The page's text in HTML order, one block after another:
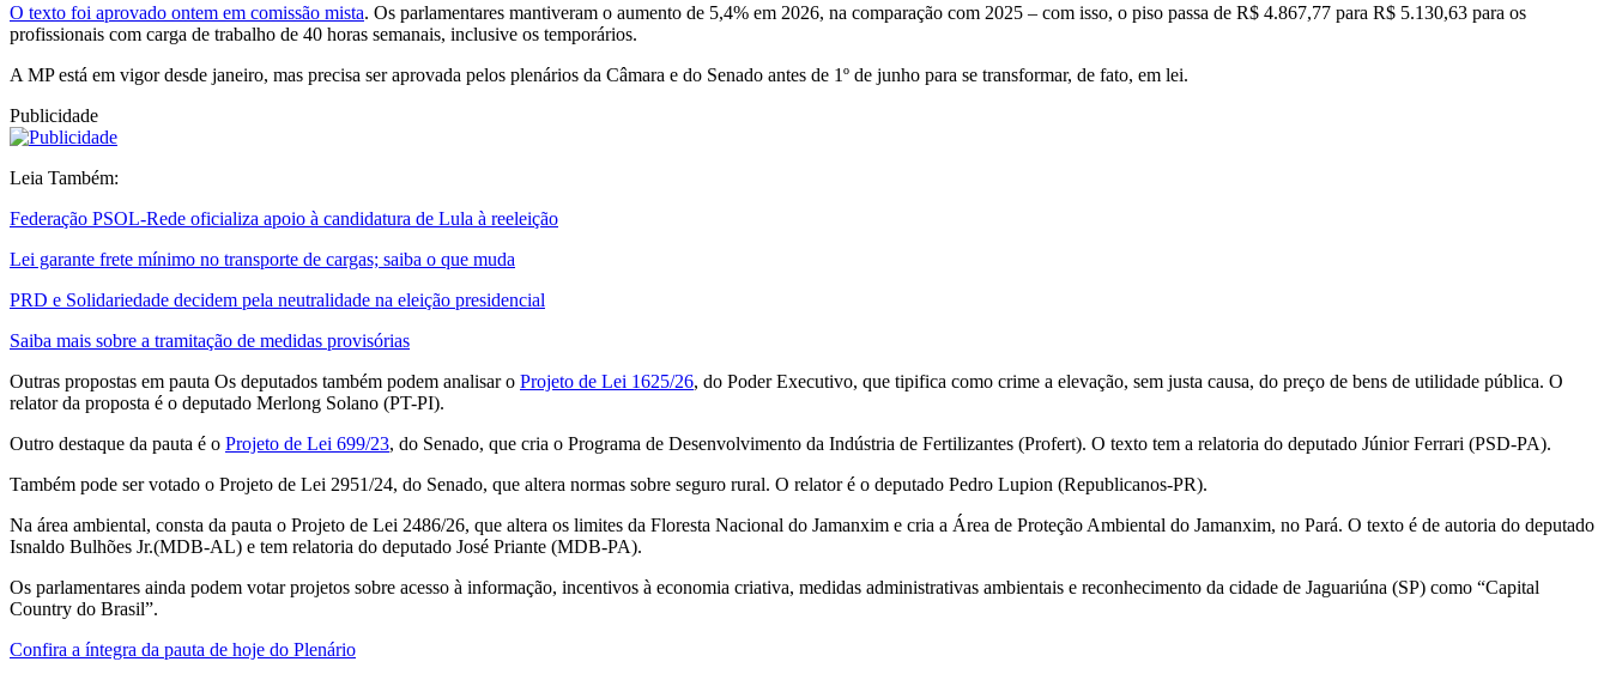
O texto foi aprovado ontem em comissão mista. Os parlamentares mantiveram o aumento de 5,4% em 2026, na comparação com 2025 – com isso, o piso passa de R$ 4.867,77 para R$ 5.130,63 para os
profissionais com carga de trabalho de 40 horas semanais, inclusive os temporários.
A MP está em vigor desde janeiro, mas precisa ser aprovada pelos plenários da Câmara e do Senado antes de 1º de junho para se transformar, de fato, em lei.
Publicidade
Leia Também:
Federação PSOL-Rede oficializa apoio à candidatura de Lula à reeleição
Lei garante frete mínimo no transporte de cargas; saiba o que muda
PRD e Solidariedade decidem pela neutralidade na eleição presidencial
Saiba mais sobre a tramitação de medidas provisórias
Outras propostas em pauta Os deputados também podem analisar o Projeto de Lei 1625/26, do Poder Executivo, que tipifica como crime a elevação, sem justa causa, do preço de bens de utilidade pública. O
relator da proposta é o deputado Merlong Solano (PT-PI).
Outro destaque da pauta é o Projeto de Lei 699/23, do Senado, que cria o Programa de Desenvolvimento da Indústria de Fertilizantes (Profert). O texto tem a relatoria do deputado Júnior Ferrari (PSD-PA).
Também pode ser votado o Projeto de Lei 2951/24, do Senado, que altera normas sobre seguro rural. O relator é o deputado Pedro Lupion (Republicanos-PR).
Na área ambiental, consta da pauta o Projeto de Lei 2486/26, que altera os limites da Floresta Nacional do Jamanxim e cria a Área de Proteção Ambiental do Jamanxim, no Pará. O texto é de autoria do deputado
Isnaldo Bulhões Jr.(MDB-AL) e tem relatoria do deputado José Priante (MDB-PA).
Os parlamentares ainda podem votar projetos sobre acesso à informação, incentivos à economia criativa, medidas administrativas ambientais e reconhecimento da cidade de Jaguariúna (SP) como “Capital
Country do Brasil”.
Confira a íntegra da pauta de hoje do Plenário